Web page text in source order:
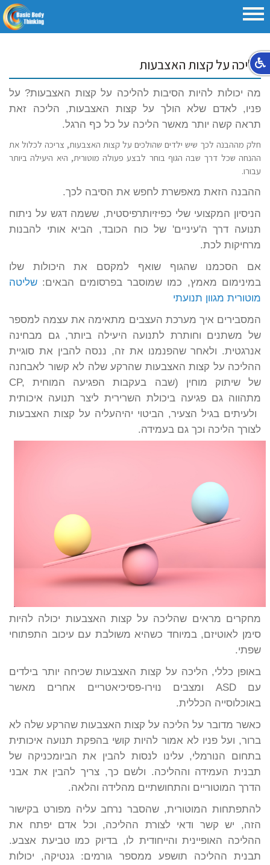
הליכה על קצות האצבעות
מה יכולות להיות הסיבות להליכה על קצות האצבעות? על
פניו, לאדם שלא הולך על קצות האצבעות, הליכה זאת
תראה קשה יותר מאשר הליכה על כל כף הרגל.
חלק מההבנה לכך שיש ילדים שהולכים על קצות האצבעות, צריכה לכלול את
ההנחה שכל דרך שבה הגוף בוחר לבצע פעולה מוטורית, היא היעילה ביותר
עבורו.
ההבנה הזאת מאפשרת לחפש את הסיבה לכך.
הניסיון המקצועי שלי כפיזיותרפיסטית, ששמה דגש על ניתוח
תנועה דרך ה'עיניים' של כוח הכובד, הביא אותי להבנות
מרחיקות לכת.
אם הסכמנו שהגוף שואף למקסם את היכולות שלו
במינימום מאמץ, כמו שמוסבר בפרסומים הבאים: שליטה
מוטורית מגוון תנועתי
המסבירים איך מערכת העצבים מתאימה את עצמה למספר
של משתנים וחותרת לתנועה היעילה ביותר, גם מבחינה
אנרגטית. ולאחר שהפנמנו את זה, ננסה להבין את סוגיית
ההליכה על קצות האצבעות שהרקע שלה לא קשור לאבחנה
של שיתוק מוחין (
CP, שבה בעקבות הפגיעה המוחית
מתהווה גם פגיעה ביכולת השרירית ליצר תנועה איכותית
עליה על קצות האצבעות
לצורך הליכה וכך גם בעמידה.
מחקרים מראים שהליכה על קצות האצבעות יכולה להיות
סימן לאוטיזם, במיוחד כשהיא משולבת עם עיכוב התפתוחי
שפתי.
באופן כללי, הליכה על קצות האצבעות שכיחה יותר בילדים
עם ASD ומצבים נוירו-פסיכיאטריים אחרים מאשר
באוכלוסייה הכללית.
כאשר מדובר על הליכה על קצות האצבעות שהרקע שלה לא
ברור, ועל פניו לא אמור להיות קושי בהפקת תנועה איכותית
בתחום הנורמלי, עלינו לנסות להבין את הביומכניקה של
תבנית העמידה וההליכה. ולשם כך, צריך להבין את אבני
הדרך המוטוריים והתחושתיים מהלידה והלאה.
להתפתחות המוטורית, שהסבר נרחב עליה מפורט בקישור
הזה, יש קשר ודאי לצורת ההליכה, וכל אדם יפתח את
ההליכה האופיינית והייחודית לו, בדיוק כמו טביעת אצבע.
תבנית ההליכה תושפע ממספר גורמים: גנטיקה, יכולות